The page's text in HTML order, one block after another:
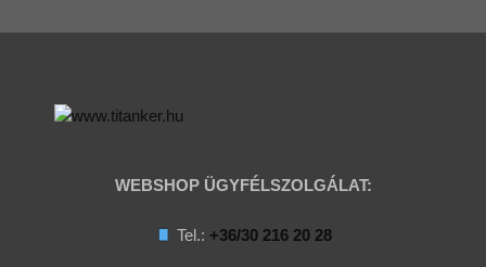
WEBSHOP ÜGYFÉLSZOLGÁLAT:
Tel.: +36/30 216 20 28